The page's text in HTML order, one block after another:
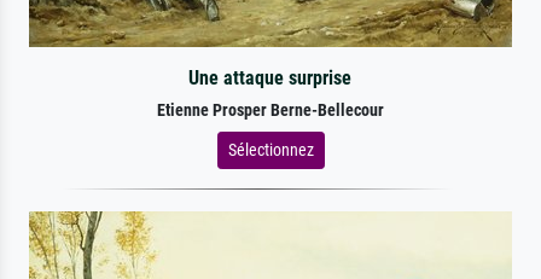
Une attaque surprise
Etienne Prosper Berne-Bellecour
Sélectionnez